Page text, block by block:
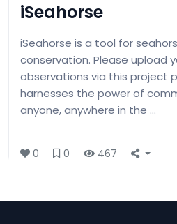
iSeahorse
iSeahorse is a tool for
conservation. Please upload
observations via this project
harnesses the power of
anyone, anywhere in the …
0 0 467